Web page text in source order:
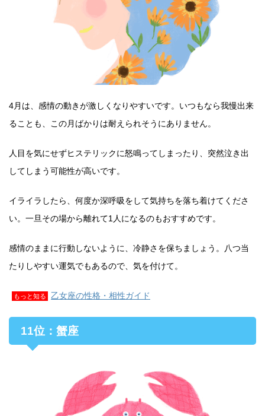
4月は、感情の動きが激しくなりやすいです。いつもなら我慢出来
ることも、この月ばかりは耐えられそうにありません。
人目を気にせずヒステリックに怒鳴ってしまったり、突然泣き出
してしまう可能性が高いです。
イライラしたら、何度か深呼吸をして気持ちを落ち着けてくださ
い。一旦その場から離れて1人になるのもおすすめです。
感情のままに行動しないように、冷静さを保ちましょう。八つ当
たりしやすい運気でもあるので、気を付けて。
もっと知る 乙女座の性格・相性ガイド
11位：蟹座